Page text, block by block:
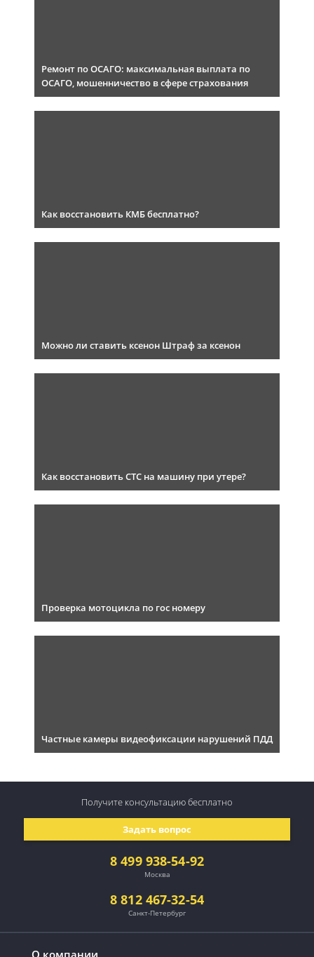
Ремонт по ОСАГО: максимальная выплата по
ОСАГО, мошенничество в сфере страхования
Как восстановить КМБ бесплатно?
Можно ли ставить ксенон Штраф за ксенон
Как восстановить СТС на машину при утере?
Проверка мотоцикла по гос номеру
Частные камеры видеофиксации нарушений ПДД
О компании
8 499 938-54-92
Москва
8 812 467-32-54
Санкт-Петербург
Задать вопрос
Получите консультациюбесплатно